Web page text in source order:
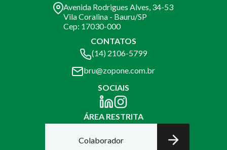
Avenida Rodrigues Alves, 34-53
Vila Coralina - Bauru/SP
Cep: 17030-000
CONTATOS
(14) 2106-5799
bru@zopone.com.br
SOCIAIS
ÁREA RESTRITA
Colaborador